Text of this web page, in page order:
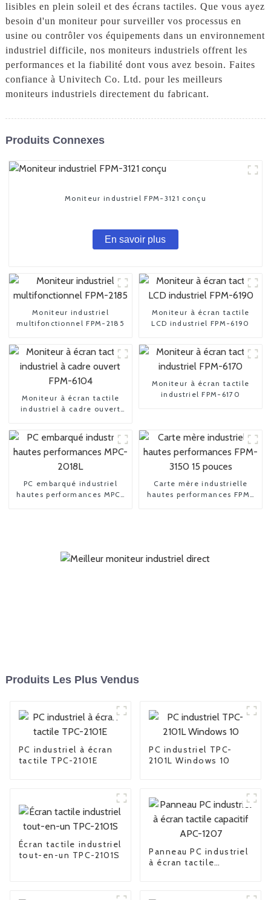
lisibles en plein soleil et des écrans tactiles. Que vous ayez
besoin d'un moniteur pour surveiller vos processus en
usine ou contrôler vos équipements dans un environnement
industriel difficile, nos moniteurs industriels offrent les
performances et la fiabilité dont vous avez besoin. Faites
confiance à Univitech Co. Ltd. pour les meilleurs
moniteurs industriels directement du fabricant.
Produits Connexes
Moniteur industriel FPM-3121 conçu
En savoir plus
Moniteur industriel
multifonctionnel FPM-2185
Moniteur à écran tactile
LCD industriel FPM-6190
Moniteur à écran tactile
industriel à cadre ouvert
Moniteur à écran tactile
industriel FPM-6170
PC embarqué industriel
hautes performances MPC-
Carte mère industrielle
hautes performances FPM-
Produits Les Plus Vendus
PC industriel à écran
tactile TPC-2101E
PC industriel TPC-
2101L Windows 10
Écran tactile industriel
tout-en-un TPC-2101S
Panneau PC industriel
à écran tactile